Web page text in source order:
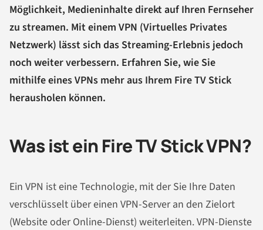
Möglichkeit, Medieninhalte direkt auf Ihren Fernseher
zu streamen. Mit einem VPN (Virtuelles Privates
Netzwerk) lässt sich das Streaming-Erlebnis jedoch
noch weiter verbessern. Erfahren Sie, wie Sie
mithilfe eines VPNs mehr aus Ihrem Fire TV Stick
herausholen können.
Was ist ein Fire TV Stick VPN?
Ein VPN ist eine Technologie, mit der Sie Ihre Daten
verschlüsselt über einen VPN-Server an den Zielort
(Website oder Online-Dienst) weiterleiten. VPN-Dienste